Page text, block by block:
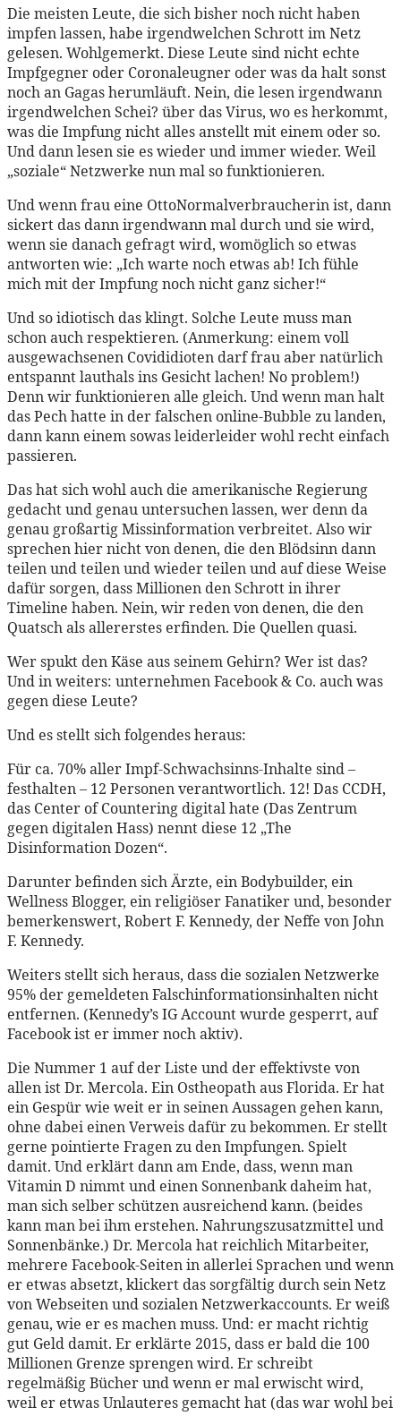
Die meisten Leute, die sich bisher noch nicht haben
impfen lassen, habe irgendwelchen Schrott im Netz
gelesen. Wohlgemerkt. Diese Leute sind nicht echte
Impfgegner oder Coronaleugner oder was da halt sonst
noch an Gagas herumläuft. Nein, die lesen irgendwann
irgendwelchen Schei? über das Virus, wo es herkommt,
was die Impfung nicht alles anstellt mit einem oder so.
Und dann lesen sie es wieder und immer wieder. Weil
„soziale“ Netzwerke nun mal so funktionieren.
Und wenn frau eine OttoNormalverbraucherin ist, dann
sickert das dann irgendwann mal durch und sie wird,
wenn sie danach gefragt wird, womöglich so etwas
antworten wie: „Ich warte noch etwas ab! Ich fühle
mich mit der Impfung noch nicht ganz sicher!“
Und so idiotisch das klingt. Solche Leute muss man
schon auch respektieren. (Anmerkung: einem voll
ausgewachsenen Covididioten darf frau aber natürlich
entspannt lauthals ins Gesicht lachen! No problem!)
Denn wir funktionieren alle gleich. Und wenn man halt
das Pech hatte in der falschen online-Bubble zu landen,
dann kann einem sowas leiderleider wohl recht einfach
passieren.
Das hat sich wohl auch die amerikanische Regierung
gedacht und genau untersuchen lassen, wer denn da
genau großartig Missinformation verbreitet. Also wir
sprechen hier nicht von denen, die den Blödsinn dann
teilen und teilen und wieder teilen und auf diese Weise
dafür sorgen, dass Millionen den Schrott in ihrer
Timeline haben. Nein, wir reden von denen, die den
Quatsch als allererstes erfinden. Die Quellen quasi.
Wer spukt den Käse aus seinem Gehirn? Wer ist das?
Und in weiters: unternehmen Facebook & Co. auch was
gegen diese Leute?
Und es stellt sich folgendes heraus:
Für ca. 70% aller Impf-Schwachsinns-Inhalte sind –
festhalten – 12 Personen verantwortlich. 12! Das CCDH,
das Center of Countering digital hate (Das Zentrum
gegen digitalen Hass) nennt diese 12 „The
Disinformation Dozen“.
Darunter befinden sich Ärzte, ein Bodybuilder, ein
Wellness Blogger, ein religiöser Fanatiker und, besonder
bemerkenswert, Robert F. Kennedy, der Neffe von John
F. Kennedy.
Weiters stellt sich heraus, dass die sozialen Netzwerke
95% der gemeldeten Falschinformationsinhalten nicht
entfernen. (Kennedy’s IG Account wurde gesperrt, auf
Facebook ist er immer noch aktiv).
Die Nummer 1 auf der Liste und der effektivste von
allen ist Dr. Mercola. Ein Ostheopath aus Florida. Er hat
ein Gespür wie weit er in seinen Aussagen gehen kann,
ohne dabei einen Verweis dafür zu bekommen. Er stellt
gerne pointierte Fragen zu den Impfungen. Spielt
damit. Und erklärt dann am Ende, dass, wenn man
Vitamin D nimmt und einen Sonnenbank daheim hat,
man sich selber schützen ausreichend kann. (beides
kann man bei ihm erstehen. Nahrungszusatzmittel und
Sonnenbänke.) Dr. Mercola hat reichlich Mitarbeiter,
mehrere Facebook-Seiten in allerlei Sprachen und wenn
er etwas absetzt, klickert das sorgfältig durch sein Netz
von Webseiten und sozialen Netzwerkaccounts. Er weiß
genau, wie er es machen muss. Und: er macht richtig
gut Geld damit. Er erklärte 2015, dass er bald die 100
Millionen Grenze sprengen wird. Er schreibt
regelmäßig Bücher und wenn er mal erwischt wird,
weil er etwas Unlauteres gemacht hat (das war wohl bei